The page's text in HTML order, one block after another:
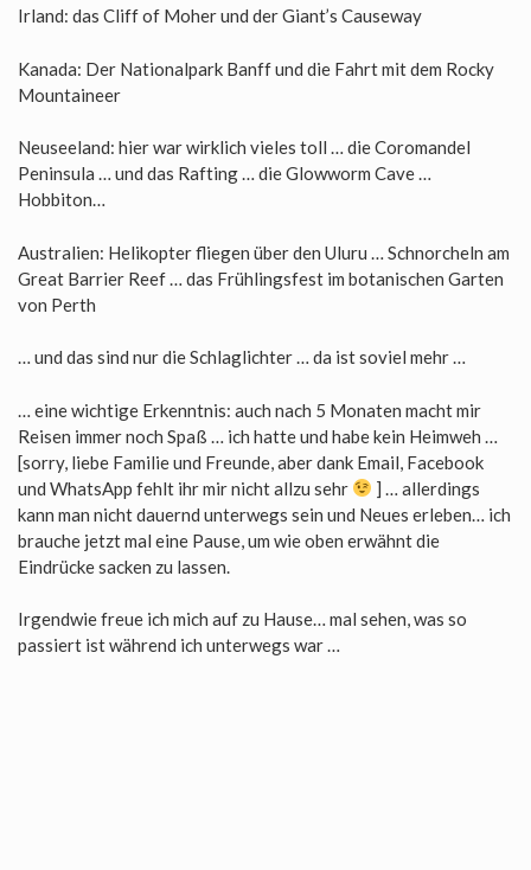
Irland: das Cliff of Moher und der Giant’s Causeway
Kanada: Der Nationalpark Banff und die Fahrt mit dem Rocky
Mountaineer
Neuseeland: hier war wirklich vieles toll … die Coromandel
Peninsula … und das Rafting … die Glowworm Cave …
Hobbiton…
Australien: Helikopter fliegen über den Uluru … Schnorcheln am
Great Barrier Reef … das Frühlingsfest im botanischen Garten
von Perth
… und das sind nur die Schlaglichter … da ist soviel mehr …
… eine wichtige Erkenntnis: auch nach 5 Monaten macht mir
Reisen immer noch Spaß … ich hatte und habe kein Heimweh …
[sorry, liebe Familie und Freunde, aber dank Email, Facebook
und WhatsApp fehlt ihr mir nicht allzu sehr
] … allerdings
kann man nicht dauernd unterwegs sein und Neues erleben… ich
brauche jetzt mal eine Pause, um wie oben erwähnt die
Eindrücke sacken zu lassen.
Irgendwie freue ich mich auf zu Hause… mal sehen, was so
passiert ist während ich unterwegs war …